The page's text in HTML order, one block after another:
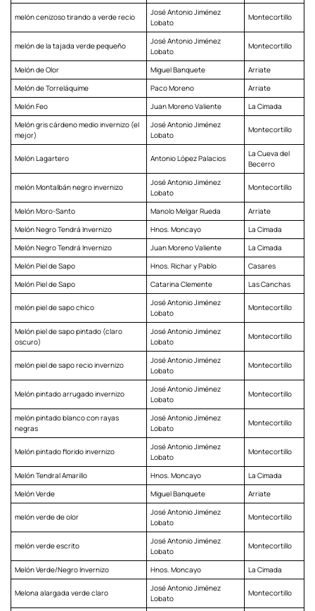
melón cenizoso tirando a verde recio
José Antonio Jiménez
Lobato
Montecortillo
melón de la tajada verde pequeño
José Antonio Jiménez
Lobato
Montecortillo
Melón de Olor Miguel Banquete
Arriate
Melón de Torreláquime
Paco Moreno
Arriate
Melón Feo
Juan Moreno Valiente
La Cimada
Melón gris cárdeno medio invernizo (el
mejor)
José Antonio Jiménez
Lobato
Montecortillo
Melón Lagartero Antonio López Palacios
La Cueva del
Becerro
melón Montalbán negro invernizo
José Antonio Jiménez
Lobato
Montecortillo
Melón Moro-Santo Manolo Melgar Rueda
Arriate
Melón Negro Tendrá Invernizo
Hnos. Moncayo
La Cimada
Melón Negro Tendrá Invernizo
Juan Moreno Valiente
La Cimada
Melón Piel de Sapo
Hnos. Richar y Pablo
Casares
Melón Piel de Sapo
Catarina Clemente Las Canchas
melón piel de sapo chico
José Antonio Jiménez
Lobato
Montecortillo
Melón piel de sapo pintado (claro
oscuro)
José Antonio Jiménez
Lobato
Montecortillo
melón piel de sapo recio invernizo
José Antonio Jiménez
Lobato
Montecortillo
Melón pintado arrugado invernizo
José Antonio Jiménez
Lobato
Montecortillo
melón pintado blanco con rayas
negras
José Antonio Jiménez
Lobato
Montecortillo
Melón pintado florido invernizo
José Antonio Jiménez
Lobato
Montecortillo
Melón Tendral Amarillo Hnos. Moncayo
La Cimada
Melón Verde
Miguel Banquete Arriate
melón verde de olor
José Antonio Jiménez
Lobato
Montecortillo
melón verde escrito
José Antonio Jiménez
Lobato
Montecortillo
Melón Verde/Negro Invernizo Hnos. Moncayo La Cimada
Melona alargada verde claro
José Antonio Jiménez
Lobato
Montecortillo